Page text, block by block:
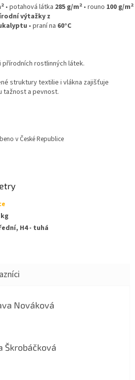
2 • potahová látka 285 g/m2 • rouno 100 g/m2
výtažky z
• praní na 60°C
přírodních rostlinných látek.
struktury textilie i vlákna zajišťuje
tažnost a pevnost.
v České Republice
H4 - tuhá
Nováková
je 5 z 5 hvězdiček.
Škrobáčková
je 5 z 5 hvězdiček.